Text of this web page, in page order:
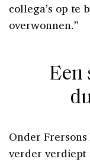
collega’s op te
overwonnen.”
Een
Onder
verder